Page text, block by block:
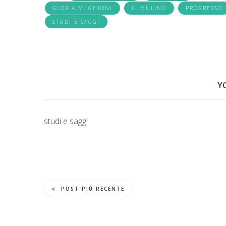
GLORIA M. GHIONI IL MULINO
PROGRESSO
STUDI E SAGGI
studi e saggi
POST PIÙ RECENTE